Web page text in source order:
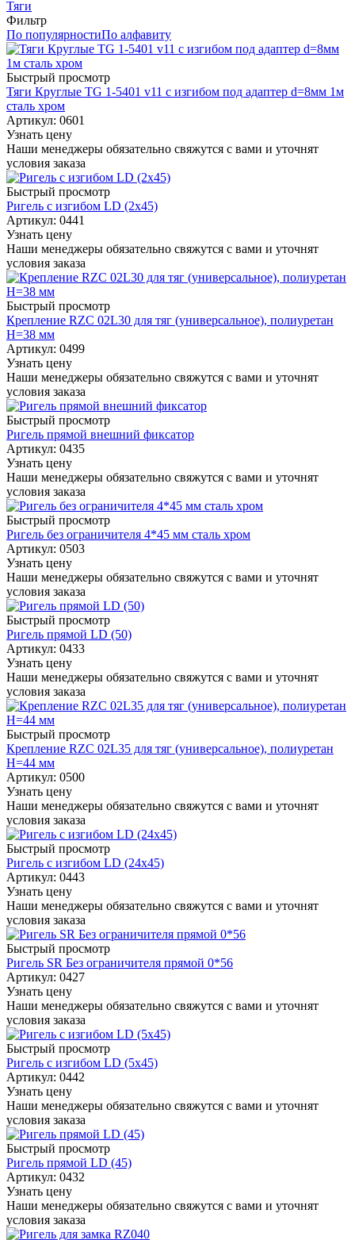
Тяги
Фильтр
По популярностиПо алфавиту
Быстрый просмотр
Тяги Круглые TG 1-5401 v11 с изгибом под адаптер d=8мм 1м
сталь хром
Артикул: 0601
Узнать цену
Наши менеджеры обязательно свяжутся с вами и уточнят
условия заказа
Быстрый просмотр
Ригель с изгибом LD (2х45)
Артикул: 0441
Узнать цену
Наши менеджеры обязательно свяжутся с вами и уточнят
условия заказа
Быстрый просмотр
Крепление RZC 02L30 для тяг (универсальное), полиуретан
H=38 мм
Артикул: 0499
Узнать цену
Наши менеджеры обязательно свяжутся с вами и уточнят
условия заказа
Быстрый просмотр
Ригель прямой внешний фиксатор
Артикул: 0435
Узнать цену
Наши менеджеры обязательно свяжутся с вами и уточнят
условия заказа
Быстрый просмотр
Ригель без ограничителя 4*45 мм сталь хром
Артикул: 0503
Узнать цену
Наши менеджеры обязательно свяжутся с вами и уточнят
условия заказа
Быстрый просмотр
Ригель прямой LD (50)
Артикул: 0433
Узнать цену
Наши менеджеры обязательно свяжутся с вами и уточнят
условия заказа
Быстрый просмотр
Крепление RZC 02L35 для тяг (универсальное), полиуретан
H=44 мм
Артикул: 0500
Узнать цену
Наши менеджеры обязательно свяжутся с вами и уточнят
условия заказа
Быстрый просмотр
Ригель с изгибом LD (24х45)
Артикул: 0443
Узнать цену
Наши менеджеры обязательно свяжутся с вами и уточнят
условия заказа
Быстрый просмотр
Ригель SR Без ограничителя прямой 0*56
Артикул: 0427
Узнать цену
Наши менеджеры обязательно свяжутся с вами и уточнят
условия заказа
Быстрый просмотр
Ригель с изгибом LD (5х45)
Артикул: 0442
Узнать цену
Наши менеджеры обязательно свяжутся с вами и уточнят
условия заказа
Быстрый просмотр
Ригель прямой LD (45)
Артикул: 0432
Узнать цену
Наши менеджеры обязательно свяжутся с вами и уточнят
условия заказа